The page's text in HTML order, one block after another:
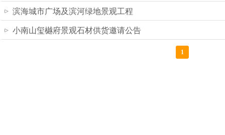
滨海城市广场及滨河绿地景观工程
小南山玺樾府景观石材供货邀请公告
1